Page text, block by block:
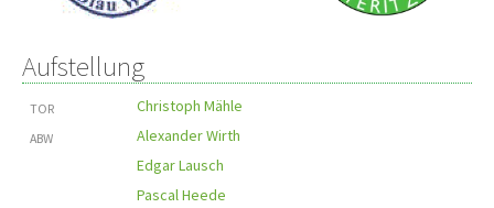
Aufstellung
TOR Christoph Mähle
ABW
Alexander Wirth
Edgar Lausch
Pascal Heede